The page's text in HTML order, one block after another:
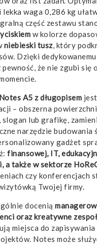
lekka waga 0,286 kg
część zestawu
w kolorze
niebieski tusz, który
Dzięki
pewność, że nie zgubi się
A5 z długopisem
– obszerna
slogan lub grafikę,
narzędzie budowania
gadżet
finansowej, IT,
a także w sektorze
czy konferencjach
Twojej firmy.
docenią
oraz kreatywne
miejsca do zapisywania
Notes może